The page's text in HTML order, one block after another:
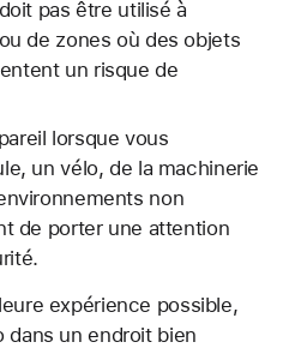
pas être utilisé à
de zones où des objets
un risque de
lorsque vous
un vélo, de la machinerie
non
de porter une attention
expérience possible,
dans un endroit bien